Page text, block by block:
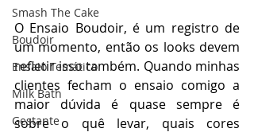
Smash The Cake
Boudoir
Ensaio Temático
Milk Bath
Gestante
O Ensaio Boudoir, é um registro de
um momento, então os looks devem
refletir isso também. Quando minhas
clientes fecham o ensaio comigo a
maior dúvida é quase sempre é
sobre o quê levar, quais cores